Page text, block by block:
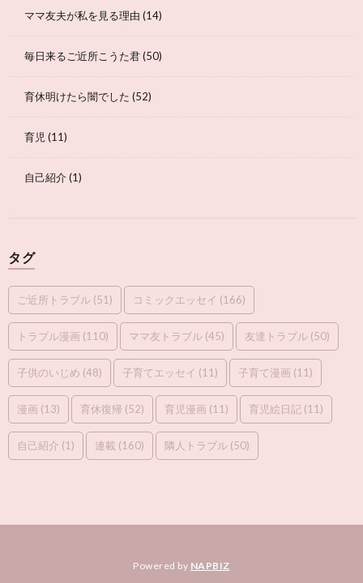
ママ友夫が私を見る理由 (14)
毎日来るご近所こうた君(50)
育休明けたら闇でした (52)
育児 (11)
自己紹介(1)
タグ
ご近所トラブル (51) コミックエッセイ (166)
トラブル漫画 (110) ママ友トラブル (45) 友達トラブル (50)
子供のいじめ (48) 子育てエッセイ (11) 子育て漫画 (11)
漫画 (13) 育休復帰 (52) 育児漫画 (11) 育児絵日記 (11)
自己紹介 (1) 連載 (160) 隣人トラブル (50)
Powered by NAPBIZ